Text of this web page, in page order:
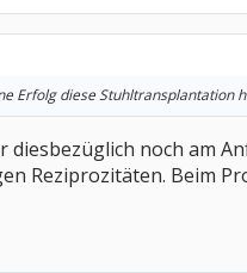
Erfolg diese Stuhltransplantation
diesbezüglich noch am
Reziprozitäten. Beim